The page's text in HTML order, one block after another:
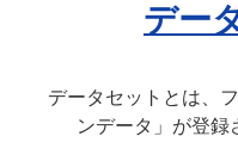
デー
データセットとは、
ンデータ」が登録